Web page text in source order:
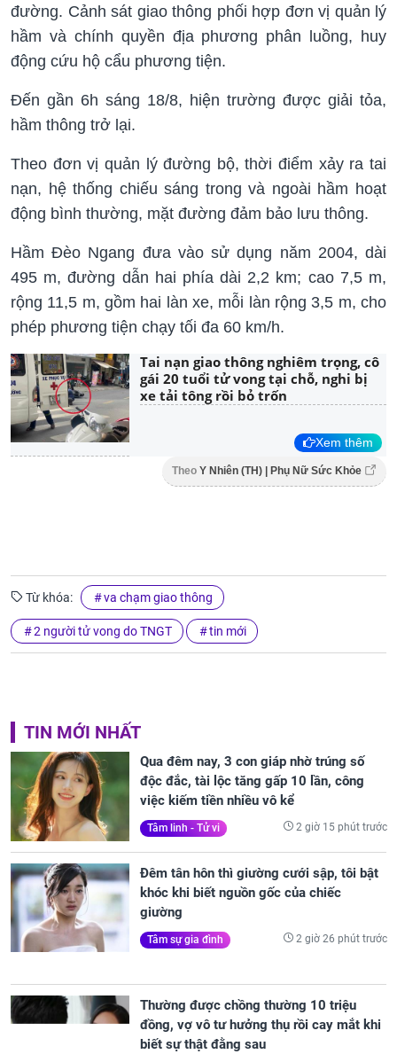
đường. Cảnh sát giao thông phối hợp đơn vị quản lý
hầm và chính quyền địa phương phân luồng, huy
động cứu hộ cẩu phương tiện.
Đến gần 6h sáng 18/8, hiện trường được giải tỏa,
hầm thông trở lại.
Theo đơn vị quản lý đường bộ, thời điểm xảy ra tai
nạn, hệ thống chiếu sáng trong và ngoài hầm hoạt
động bình thường, mặt đường đảm bảo lưu thông.
Hầm Đèo Ngang đưa vào sử dụng năm 2004, dài
495 m, đường dẫn hai phía dài 2,2 km; cao 7,5 m,
rộng 11,5 m, gồm hai làn xe, mỗi làn rộng 3,5 m, cho
phép phương tiện chạy tối đa 60 km/h.
Tai nạn giao thông nghiêm trọng, cô
gái 20 tuổi tử vong tại chỗ, nghi bị
xe tải tông rồi bỏ trốn
Xem thêm
Theo Y Nhiên (TH) | Phụ Nữ Sức Khỏe
Từ khóa: va chạm giao thông
2 người tử vong do TNGT tin mới
TIN MỚI NHẤT
Qua đêm nay, 3 con giáp nhờ trúng số
độc đắc, tài lộc tăng gấp 10 lần, công
việc kiếm tiền nhiều vô kể
Tâm linh - Tử vi 2 giờ 15 phút trước
Đêm tân hôn thì giường cưới sập, tôi bật
khóc khi biết nguồn gốc của chiếc
giường
Tâm sự gia đình 2 giờ 26 phút trước
Thường được chồng thường 10 triệu
đồng, vợ vô tư hưởng thụ rồi cay mắt khi
biết sự thật đằng sau